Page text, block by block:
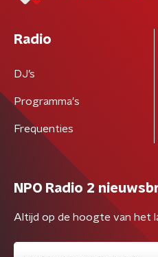
Radio
DJ’s
Programma's
Frequenties
NPO Radio 2
Altijd op de hoogte van het